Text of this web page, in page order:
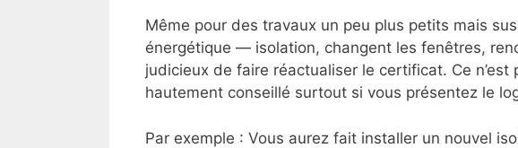
Même pour des travaux un peu plus petits mais
énergétique — isolation, changent les fenêtres,
judicieux de faire réactualiser le certificat. Ce n’est
hautement conseillé surtout si vous présentez le
Par exemple : Vous aurez fait installer un nouvel